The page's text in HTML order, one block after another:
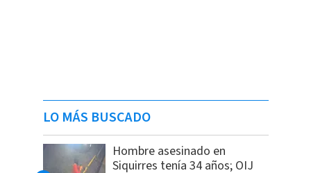
LO MÁS BUSCADO
Hombre asesinado en
Siquirres tenía 34 años; OIJ